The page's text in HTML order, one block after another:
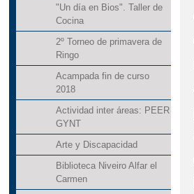
"Un día en Bios". Taller de
Cocina
2º Torneo de primavera de
Ringo
Acampada fin de curso
2018
Actividad inter áreas: PEER
GYNT
Arte y Discapacidad
Biblioteca Niveiro Alfar el
Carmen